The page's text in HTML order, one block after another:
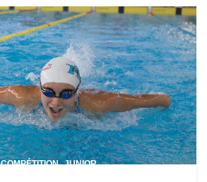
COMPÉTITION,JUNIOR